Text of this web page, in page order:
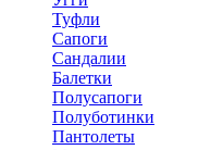
Туфли
Сапоги
Сандалии
Балетки
Полусапоги
Полуботинки
Пантолеты